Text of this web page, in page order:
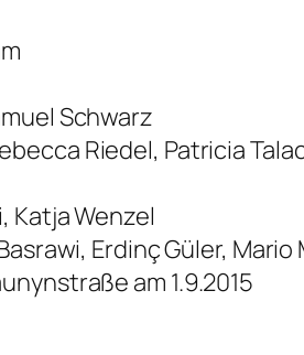
Schwarz
Riedel, Patricia
Katja Wenzel
Erdinç Güler,
am 1.9.2015